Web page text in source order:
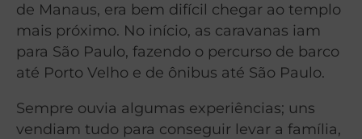
de Manaus, era bem difícil chegar ao templo
mais próximo. No início, as caravanas iam
para São Paulo, fazendo o percurso de barco
até Porto Velho e de ônibus até São Paulo.
Sempre ouvia algumas experiências; uns
vendiam tudo para conseguir levar a família,